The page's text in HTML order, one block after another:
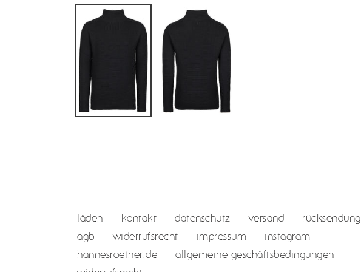
läden kontakt datenschutz versand
rücksendung
agb
widerrufsrecht impressum
instagram
hannesroether.de
allgemeine geschäftsbedingungen